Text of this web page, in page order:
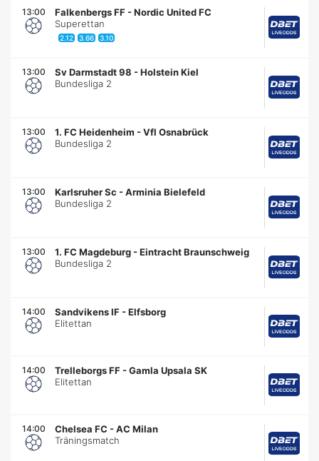
13:00 Falkenbergs FF -Nordic United FC
Superettan
2.12 3.66 3.10
13:00 Sv Darmstadt 98 -Holstein Kiel
Bundesliga 2
13:00 1. FC Heidenheim -Vfl Osnabrück
Bundesliga 2
13:00 Karlsruher Sc -Arminia Bielefeld
Bundesliga 2
13:00 1. FC Magdeburg -Eintracht Braunschweig
Bundesliga 2
14:00 Sandvikens IF -Elfsborg
Elitettan
14:00 Trelleborgs FF -Gamla Upsala SK
Elitettan
14:00 Chelsea FC -AC Milan
Träningsmatch